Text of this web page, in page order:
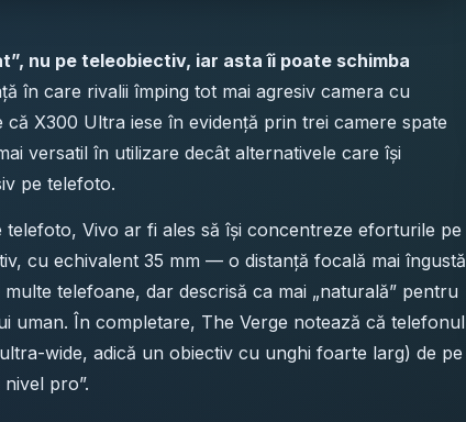
nu pe teleobiectiv, iar asta îi poate schimba
în care rivalii împing tot mai agresiv camera cu
că X300 Ultra iese în evidență prin trei camere spate
versatil în utilizare decât alternativele care își
pe telefoto.
Vivo ar fi ales să își concentreze eforturile pe
cu echivalent 35 mm — o distanță focală mai îngustă
telefoane, dar descrisă ca mai „naturală” pentru
uman. În completare, The Verge notează că telefonul
wide, adică un obiectiv cu unghi foarte larg) de pe
pro”.